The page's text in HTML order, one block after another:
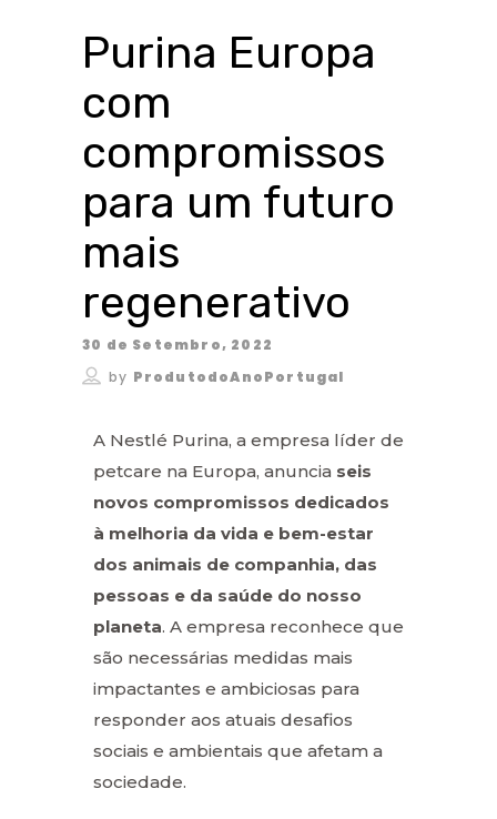
Purina Europa
com
compromissos
para um futuro
mais
regenerativo
30 de Setembro, 2022
by ProdutodoAnoPortugal
A Nestlé Purina, a empresa líder de
petcare na Europa, anuncia seis
novos compromissos dedicados
à melhoria da vida e bem-estar
dos animais de companhia, das
pessoas e da saúde do nosso
planeta. A empresa reconhece que
são necessárias medidas mais
impactantes e ambiciosas para
responder aos atuais desafios
sociais e ambientais que afetam a
sociedade.